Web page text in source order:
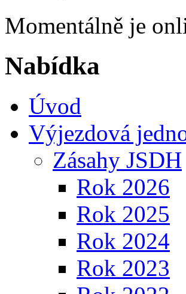
Momentálně je
Nabídka
Úvod
Výjezdová
Zásahy JSDH
Rok 2026
Rok 2025
Rok 2024
Rok 2023